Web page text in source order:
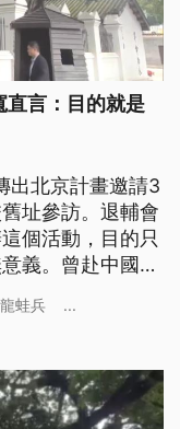
直言：目的就是
出北京計畫邀請3
址參訪。退輔會
個活動，目的只
義。曾赴中國聽
辦的。
蛙兵 ...